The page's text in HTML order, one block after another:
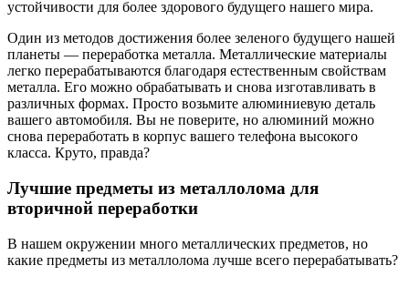
устойчивости для более здорового будущего нашего мира.
Один из методов достижения более зеленого будущего нашей
планеты — переработка металла. Металлические материалы
легко перерабатываются благодаря естественным свойствам
металла. Его можно обрабатывать и снова изготавливать в
различных формах. Просто возьмите алюминиевую деталь
вашего автомобиля. Вы не поверите, но алюминий можно
снова переработать в корпус вашего телефона высокого
класса. Круто, правда?
Лучшие предметы из металлолома для
вторичной переработки
В нашем окружении много металлических предметов, но
какие предметы из металлолома лучше всего перерабатывать?